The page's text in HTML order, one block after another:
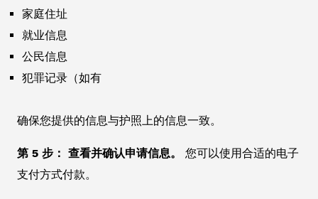
家庭住址
就业信息
公民信息
犯罪记录（如有
确保您提供的信息与护照上的信息一致。
第 5 步： 查看并确认申请信息。
您可以使用合适的电子
支付方式付款。